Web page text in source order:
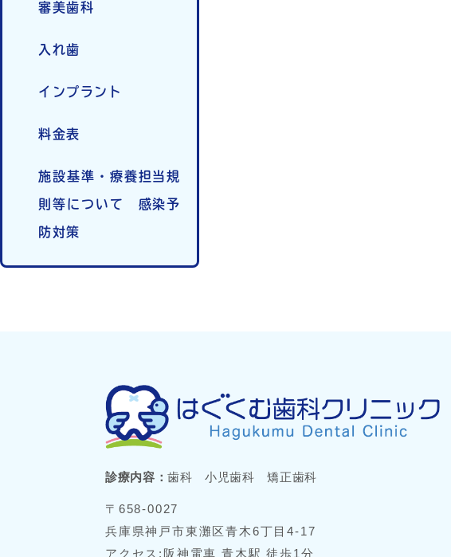
審美歯科
入れ歯
インプラント
料金表
施設基準・療養担当規
則等について 感染予
防対策
診療内容：歯科 小児歯科 矯正歯科
〒658-0027
兵庫県神戸市東灘区青木6丁目4-17
アクセス:阪神電車 青木駅 徒歩1分